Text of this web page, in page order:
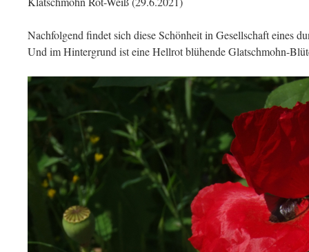
Nachfolgend findet sich diese Schönheit in Gesellschaft eines
Und im Hintergrund ist eine Hellrot blühende Glatschmohn-